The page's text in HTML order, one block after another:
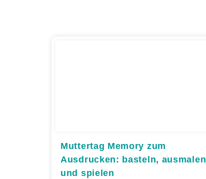
Muttertag Memory zum
Ausdrucken: basteln, ausmalen
und spielen